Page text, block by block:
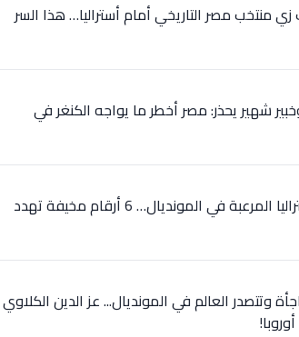
منتخب مصر التاريخي أمام أستراليا… هذا السر
شهير يحذر: مصر أخطر ما يواجه الكنغر في
حصري قبل مواجهة مصر: أسرار أستراليا المرعبة في المونديال… 6 أرقام مخيفة تهدد
وتتصدر العالم في المونديال... عز الدين الكلاوي